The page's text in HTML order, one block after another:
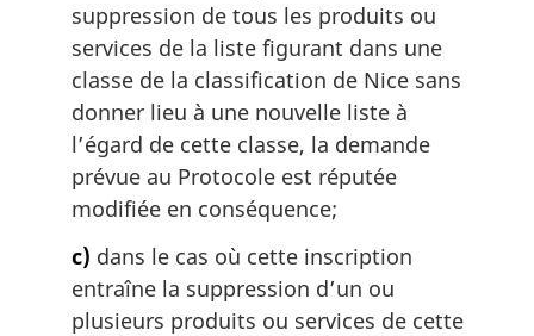
suppression de tous les produits ou
services de la liste figurant dans une
classe de la classification de Nice sans
donner lieu à une nouvelle liste à
l’égard de cette classe, la demande
prévue au Protocole est réputée
modifiée en conséquence;
c) dans le cas où cette inscription
entraîne la suppression d’un ou
plusieurs produits ou services de cette